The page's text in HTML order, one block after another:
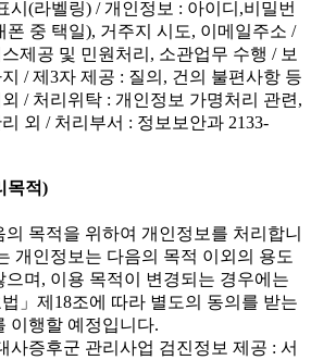
목적)
목적을 위하여 개인정보를 처리합니
개인정보는 다음의 목적 이외의 용도
으며, 이용 목적이 변경되는 경우에는
법」제18조에 따라 별도의 동의를 받는
이행할 예정입니다.
사증후군 관리사업 검진정보 제공 : 서